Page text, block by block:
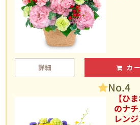
詳細 カ
No.4
【ひ
のナ
レン